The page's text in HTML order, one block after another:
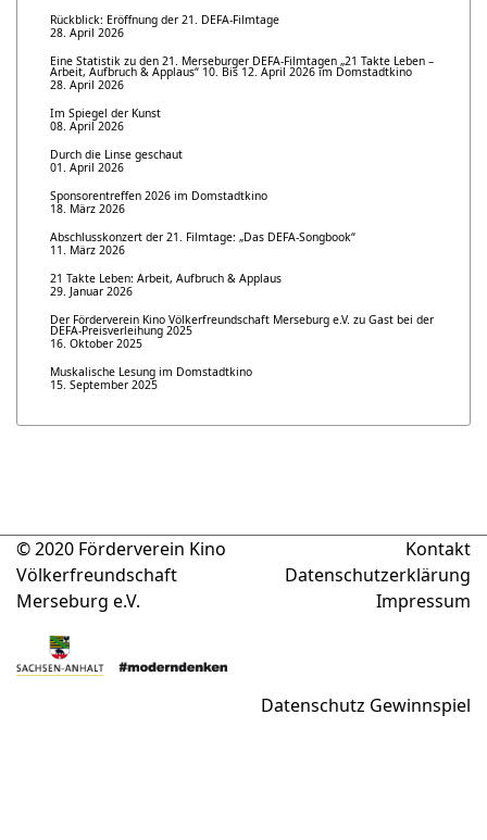
Rückblick: Eröffnung der 21. DEFA-Filmtage
28. April 2026
Eine Statistik zu den 21. Merseburger DEFA-Filmtagen „21 Takte Leben –
Arbeit, Aufbruch & Applaus“ 10. Bis 12. April 2026 im Domstadtkino
28. April 2026
Im Spiegel der Kunst
08. April 2026
Durch die Linse geschaut
01. April 2026
Sponsorentreffen 2026 im Domstadtkino
18. März 2026
Abschlusskonzert der 21. Filmtage: „Das DEFA-Songbook“
11. März 2026
21 Takte Leben: Arbeit, Aufbruch & Applaus
29. Januar 2026
Der Förderverein Kino Völkerfreundschaft Merseburg e.V. zu Gast bei der
DEFA-Preisverleihung 2025
16. Oktober 2025
Muskalische Lesung im Domstadtkino
15. September 2025
© 2020 Förderverein Kino
Völkerfreundschaft
Merseburg e.V.
Kontakt
Datenschutzerklärung
Impressum
Datenschutz Gewinnspiel